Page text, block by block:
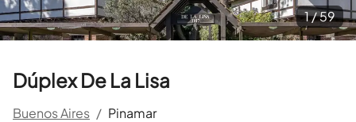
Dúplex De La Lisa
Buenos Aires / Pinamar
1 /59